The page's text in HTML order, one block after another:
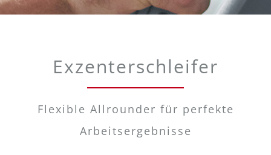
Exzenterschleifer
Flexible Allrounder für perfekte
Arbeitsergebnisse